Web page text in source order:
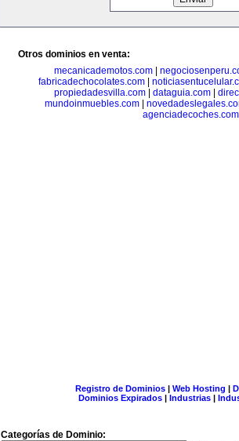
Otros dominios en venta:
mecanicademotos.com|
fabricadechocolates.com|
propiedadesvilla.com| dataguia.com|
mundoinmuebles.com
agenciadecoches.com
Registro de Dominios| Web Hosting |
Dominios Expirados | Industrias |
Categorías de Dominio: